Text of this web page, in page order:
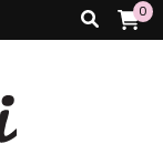
0